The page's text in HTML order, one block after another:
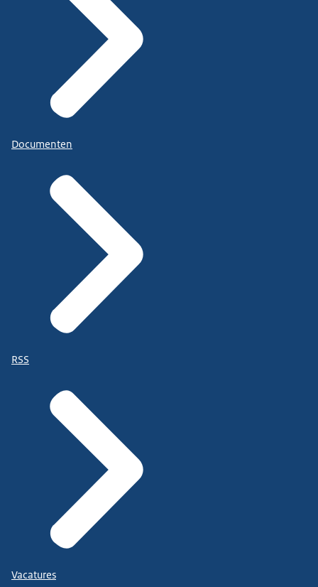
Documenten
RSS
Vacatures